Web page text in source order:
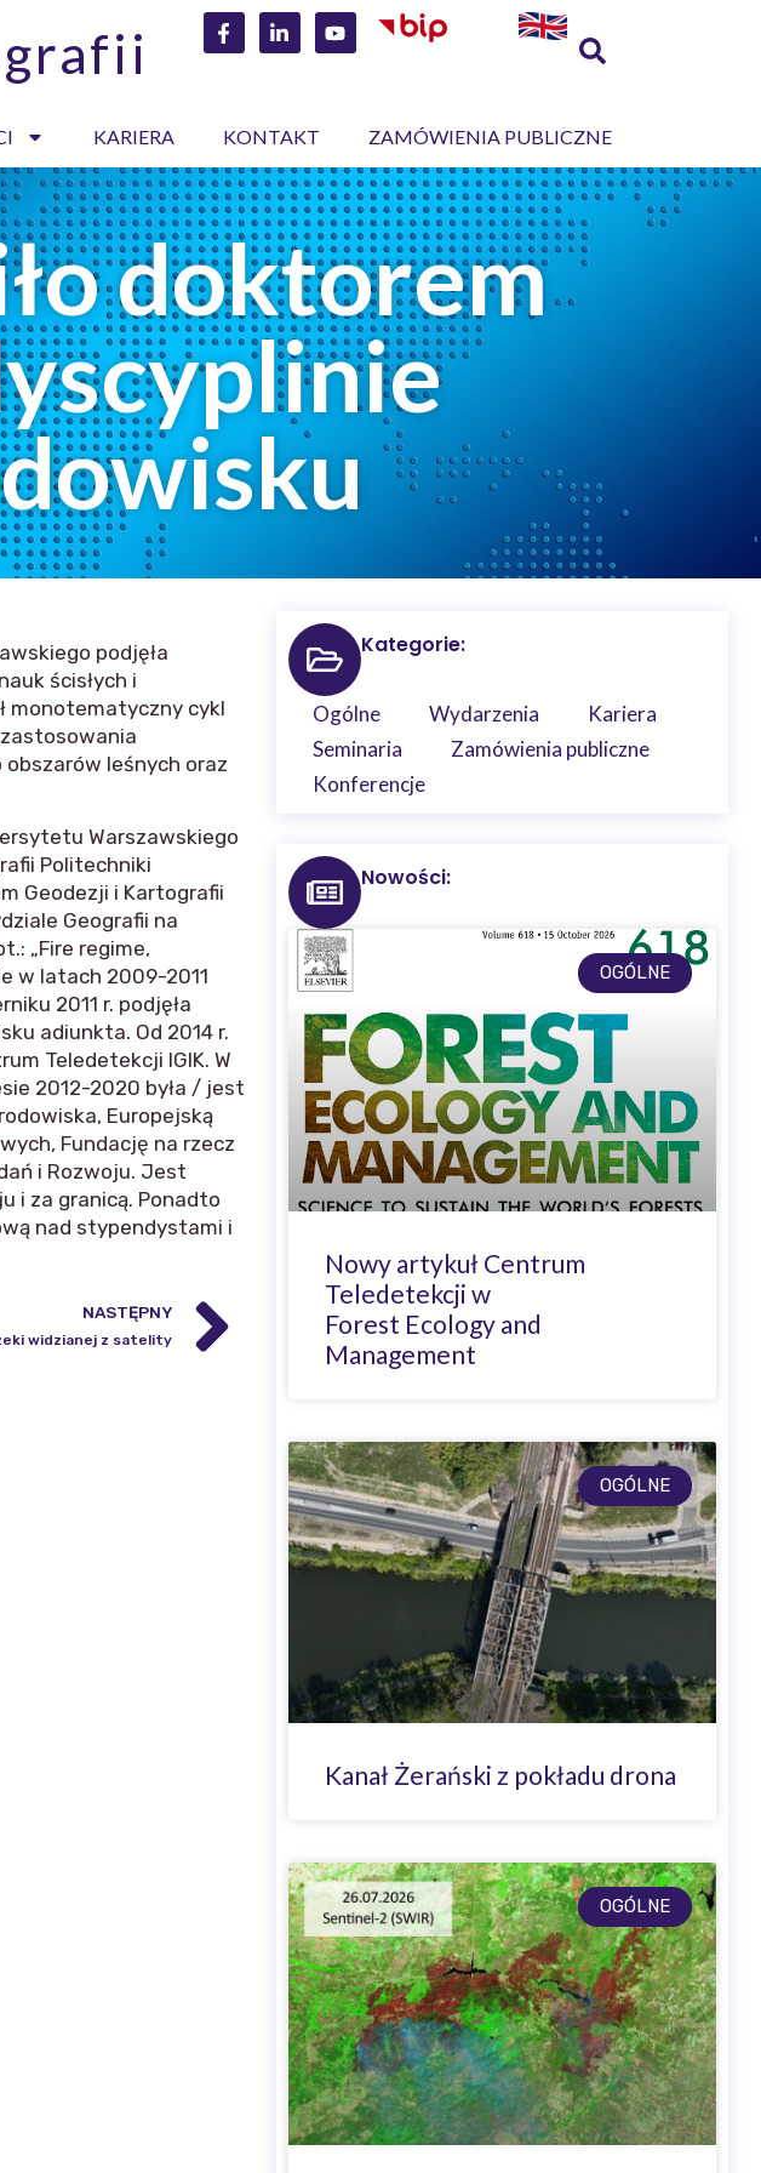
KARIERA KONTAKT ZAMÓWIENIA PUBLICZNE
doktorem
podjęła
ścisłych i
monotematyczny cykl
leśnych oraz
Warszawskiego
Politechniki
Geodezji i Kartografii
Geografii na
„Fire regime,
w latach 2009-2011
2011 r. podjęła
adiunkta. Od 2014 r.
Teledetekcji IGIK. W
2012-2020 była / jest
Europejską
Fundację na rzecz
i Rozwoju. Jest
i za granicą. Ponadto
nad stypendystami i
NASTĘPNY
widzianej z satelity
Kategorie:
Ogólne Wydarzenia
Kariera
Seminaria
Zamówienia publiczne
Konferencje
Nowości:
OGÓLNE
Nowy artykuł Centrum
Teledetekcji w
Forest Ecology and
Management
OGÓLNE
Kanał Żerański z pokładu drona
OGÓLNE